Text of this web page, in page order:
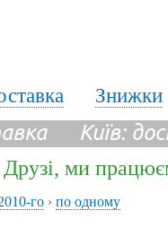
Знижки
Київ:
Друзі, ми
го › по одному